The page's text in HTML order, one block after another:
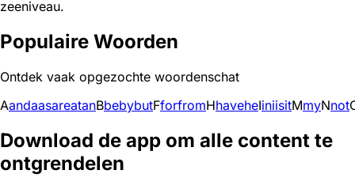
zeeniveau.
Populaire Woorden
Ontdek vaak opgezochte woordenschat
AandaasareatanBbebybutFforfromHhaveheIiniisitMmyNnot
Download de app om alle content te
ontgrendelen